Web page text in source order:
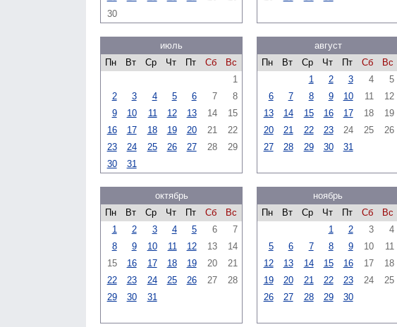
30
июль
Пн
Вт Ср Чт Пт Сб
Вс
1
2
3 4 5 6 7
8
9
10 11 12 13 14
15
16
17 18 19 20 21
22
23
24 25 26 27 28
29
30
31
август
Пн
Вт Ср Чт Пт Сб
Вс
1
2 3 4
5
6
7 8 9 10 11
12
13
14 15 16 17 18
19
20
21 22 23 24 25
26
27
28 29 30 31
октябрь
Пн
Вт Ср Чт Пт Сб
Вс
1
2 3 4 5 6
7
8
9 10 11 12 13
14
15
16 17 18 19 20
21
22
23 24 25 26 27
28
29
30 31
ноябрь
Пн
Вт Ср Чт Пт Сб
Вс
1
2 3
4
5
6 7 8 9 10
11
12
13 14 15 16 17
18
19
20 21 22 23 24
25
26
27 28 29 30